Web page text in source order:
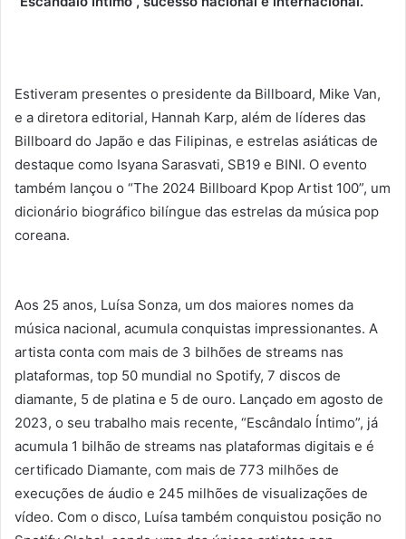
Estiveram presentes o presidente da Billboard, Mike Van,
e a diretora editorial, Hannah Karp, além de líderes das
Billboard do Japão e das Filipinas, e estrelas asiáticas de
destaque como Isyana Sarasvati, SB19 e BINI. O evento
também lançou o “The 2024 Billboard Kpop Artist 100”, um
dicionário biográfico bilíngue das estrelas da música pop
coreana.
Aos 25 anos, Luísa Sonza, um dos maiores nomes da
música nacional, acumula conquistas impressionantes. A
artista conta com mais de 3 bilhões de streams nas
plataformas, top 50 mundial no Spotify, 7 discos de
diamante, 5 de platina e 5 de ouro. Lançado em agosto de
2023, o seu trabalho mais recente, “Escândalo Íntimo”, já
acumula 1 bilhão de streams nas plataformas digitais e é
certificado Diamante, com mais de 773 milhões de
execuções de áudio e 245 milhões de visualizações de
vídeo. Com o disco, Luísa também conquistou posição no